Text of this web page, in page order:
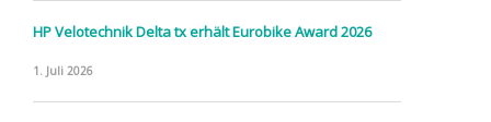
HP Velotechnik Delta tx erhält Eurobike Award 2026
1. Juli 2026